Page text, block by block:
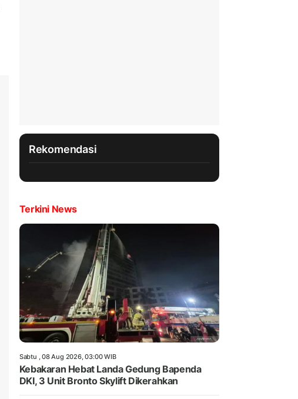
Rekomendasi
Terkini News
Sabtu , 08 Aug 2026, 03:00 WIB
Kebakaran Hebat Landa Gedung Bapenda
DKI, 3 Unit Bronto Skylift Dikerahkan